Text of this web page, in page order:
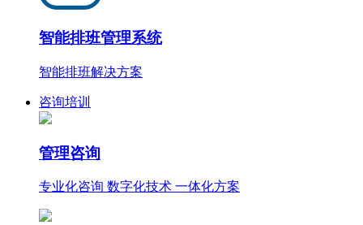
智能排班管理系统
智能排班解决方案
咨询培训
管理咨询
专业化咨询 数字化技术 一体化方案